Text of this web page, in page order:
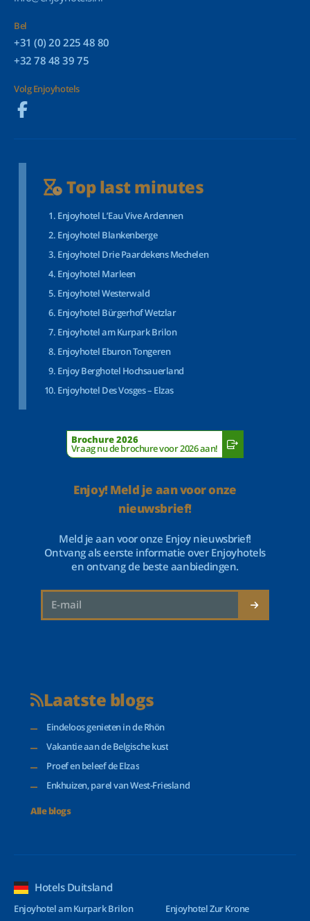
Bel
+31 (0) 20 225 48 80
+32 78 48 39 75
Volg Enjoyhotels
Top last minutes
Enjoyhotel L’Eau Vive Ardennen
Enjoyhotel Blankenberge
Enjoyhotel Drie Paardekens Mechelen
Enjoyhotel Marleen
Enjoyhotel Westerwald
Enjoyhotel Bürgerhof Wetzlar
Enjoyhotel am Kurpark Brilon
Enjoyhotel Eburon Tongeren
Enjoy Berghotel Hochsauerland
Enjoyhotel Des Vosges – Elzas
Brochure 2026
Vraag nu de brochure voor 2026 aan!
Enjoy! Meld je aan voor onze
nieuwsbrief!
Meld je aan voor onze Enjoy nieuwsbrief!
Ontvang als eerste informatie over Enjoyhotels
en ontvang de beste aanbiedingen.
Laatste blogs
Eindeloos genieten in de Rhön
Vakantie aan de Belgische kust
Proef en beleef de Elzas
Enkhuizen, parel van West-Friesland
Alle blogs
Hotels Duitsland
Enjoyhotel am Kurpark Brilon
Enjoyhotel Zur Krone